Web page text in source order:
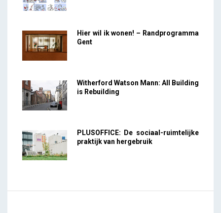
Hier wil ik wonen! – Randprogramma
Gent
Witherford Watson Mann: All Building
is Rebuilding
PLUSOFFICE: De sociaal-ruimtelijke
praktijk van hergebruik